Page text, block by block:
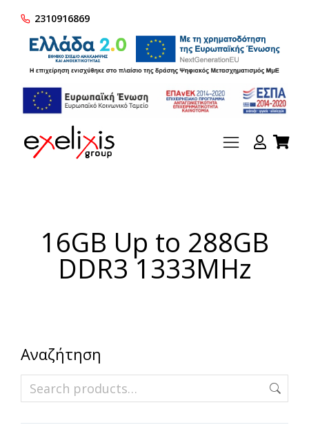
2310916869
16GB Up to 288GB
DDR3 1333MHz
Αναζήτηση